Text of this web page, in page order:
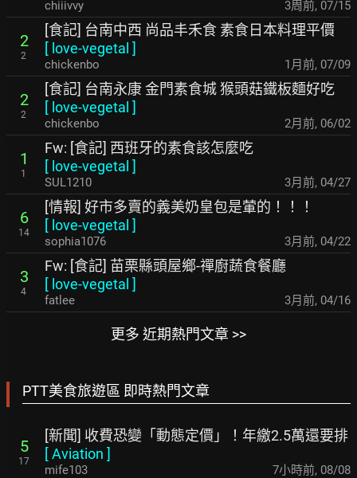
chiiivvy 3周前, 07/15
2
2
[食記] 台南中西 尚品丰禾食 素食日本料理平價
[ love-vegetal ]
chickenbo 1月前, 07/09
2
2
[食記] 台南永康 金門素食城 猴頭菇鐵板麵好吃
[ love-vegetal ]
chickenbo 2月前, 06/02
1
1
Fw: [食記] 西班牙的素食該怎麼吃
[ love-vegetal ]
SUL1210 3月前, 04/27
6
14
[情報] 好市多賣的義美奶皇包是葷的！！！
[ love-vegetal ]
sophia1076 3月前, 04/22
3
4
Fw: [食記] 苗栗縣頭屋鄉-禪廚蔬食餐廳
[ love-vegetal ]
fatlee 3月前, 04/16
更多 近期熱門文章 >>
PTT美食旅遊區 即時熱門文章
5
17
[新聞] 收費恐變「動態定價」！年繳2.5萬還要排
[Aviation ]
mife103 7小時前, 08/08